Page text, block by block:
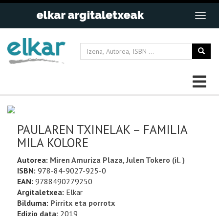
PAULAREN TXINELAK – FAMILIA
MILA KOLORE
Autorea: Miren Amuriza Plaza, Julen Tokero (il. )
ISBN: 978-84-9027-925-0
EAN: 9788490279250
Argitaletxea: Elkar
Bilduma: Pirritx eta porrotx
Edizio data: 2019